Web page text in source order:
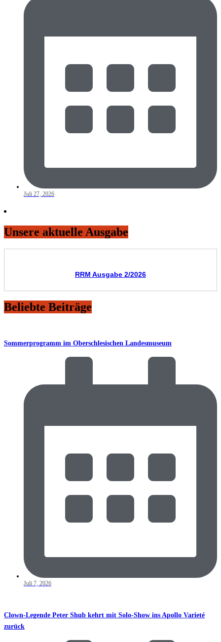
Juli 27, 2026
Unsere aktuelle Ausgabe
RRM Ausgabe 2/2026
Beliebte Beiträge
Sommerprogramm im Oberschlesischen Landesmuseum
Juli 7, 2026
Clown-Legende Peter Shub kehrt mit Solo-Show ins Apollo Varieté
zurück